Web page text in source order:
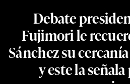
Debate
Fujimori le
Sánchez su
y este la